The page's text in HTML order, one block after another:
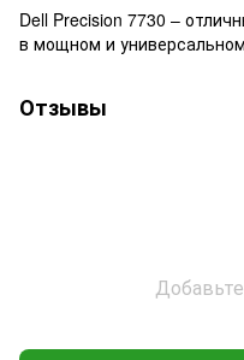
Dell Precision 7730 –
в мощном и
Отзывы